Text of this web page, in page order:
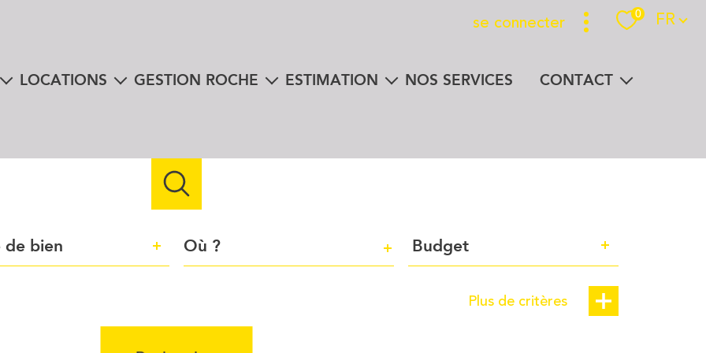
se connecter 0 Langue
FR
LOCATIONS GESTION ROCHE ESTIMATION NOS SERVICES CONTACT
de bien Budget
Plus de critères